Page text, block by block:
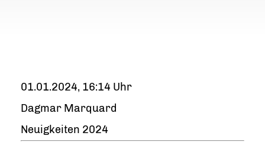
01.01.2024, 16:14 Uhr
Dagmar Marquard
Neuigkeiten 2024